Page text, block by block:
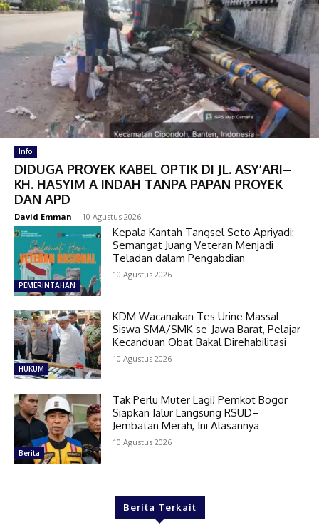
Info
DIDUGA PROYEK KABEL OPTIK DI JL. ASY’ARI–
KH. HASYIM A INDAH TANPA PAPAN PROYEK
DAN APD
David Emman - 10 Agustus 2026
PEMERINTAHAN
Kepala Kantah Tangsel Seto Apriyadi:
Semangat Juang Veteran Menjadi
Teladan dalam Pengabdian
10 Agustus 2026
HUKUM
KDM Wacanakan Tes Urine Massal
Siswa SMA/SMK se-Jawa Barat, Pelajar
Kecanduan Obat Bakal Direhabilitasi
10 Agustus 2026
Berita
Tak Perlu Muter Lagi! Pemkot Bogor
Siapkan Jalur Langsung RSUD–
Jembatan Merah, Ini Alasannya
10 Agustus 2026
Berita Terkait